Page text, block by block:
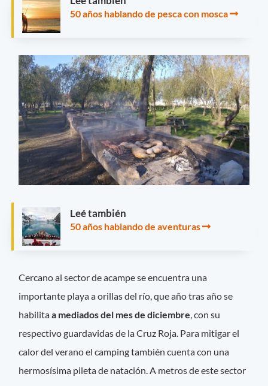
50 años hablando de pesca con mosca
Leé también
50 años hablando de aventuras
Cercano al sector de acampe se encuentra una
importante playa a orillas del río, que año tras año se
habilitaa mediados del mes de diciembre, con su
respectivo guardavidas de la Cruz Roja. Para mitigar el
calor del verano el camping también cuenta con una
hermosísima pileta de natación. A metros de este sector